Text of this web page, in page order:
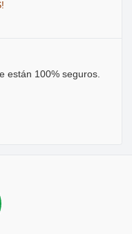
están 100% seguros.